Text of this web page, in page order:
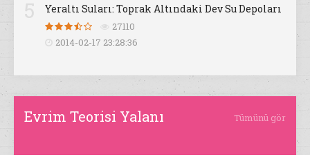
Yeraltı Suları: Toprak Altındaki Dev Su Depoları
27110
2014-02-17 23:28:36
Evrim Teorisi Yalanı Tümünü gör